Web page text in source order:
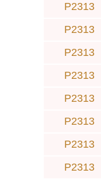
P2313
P2313
P2313
P2313
P2313
P2313
P2313
P2313